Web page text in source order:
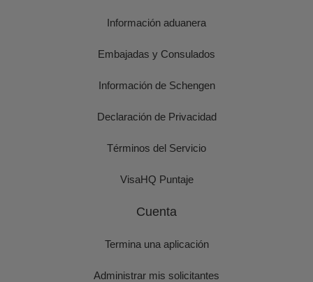
Información aduanera
Embajadas y Consulados
Información de Schengen
Declaración de Privacidad
Términos del Servicio
VisaHQ Puntaje
Cuenta
Termina una aplicación
Administrar mis solicitantes